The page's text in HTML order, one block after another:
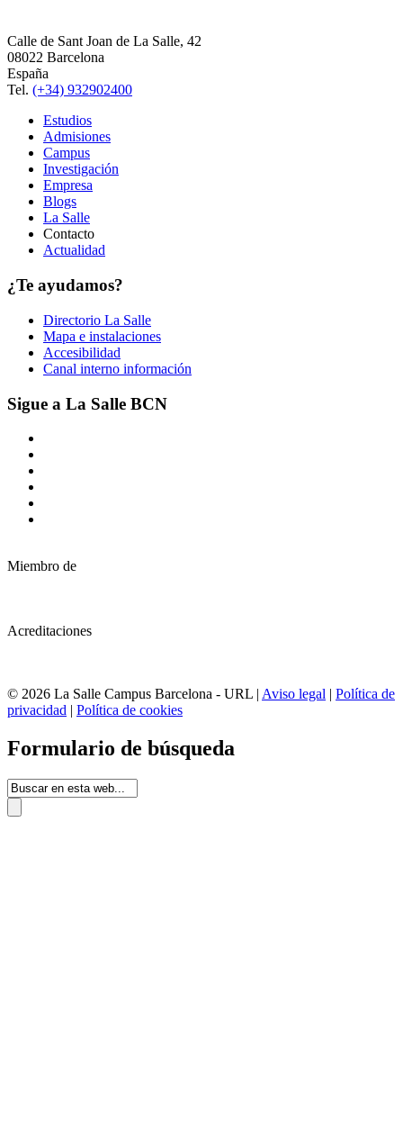
Calle de Sant Joan de La Salle, 42
08022 Barcelona
España
Tel. (+34) 932902400
Estudios
Admisiones
Campus
Investigación
Empresa
Blogs
La Salle
Contacto
Actualidad
¿Te ayudamos?
Directorio La Salle
Mapa e instalaciones
Accesibilidad
Canal interno información
Sigue a La Salle BCN
Miembro de
Acreditaciones
© 2026 La Salle Campus Barcelona - URL | Aviso legal | Política de
privacidad | Política de cookies
Formulario de búsqueda